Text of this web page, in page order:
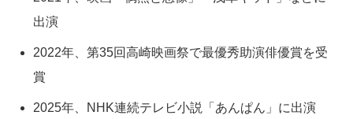
出演
2022年、第35回高崎映画祭で最優秀助演俳優賞を受
賞
2025年、NHK連続テレビ小説「あんぱん」に出演